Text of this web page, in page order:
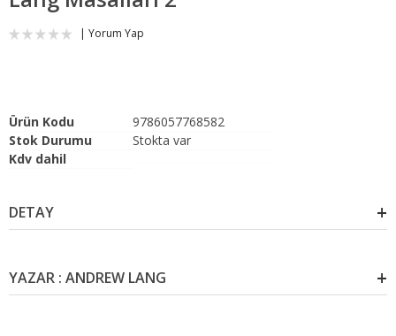
Yorum Yap
Ürün Kodu
9786057768582
Stok Durumu
Stokta var
Kdv dahil
DETAY
YAZAR : ANDREW LANG